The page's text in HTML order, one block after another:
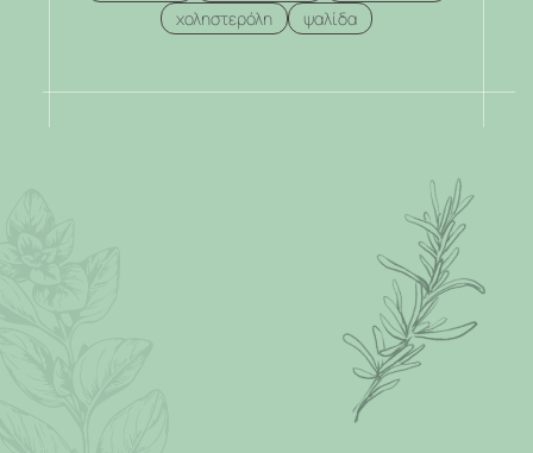
χοληστερόλη
ψαλίδα
.